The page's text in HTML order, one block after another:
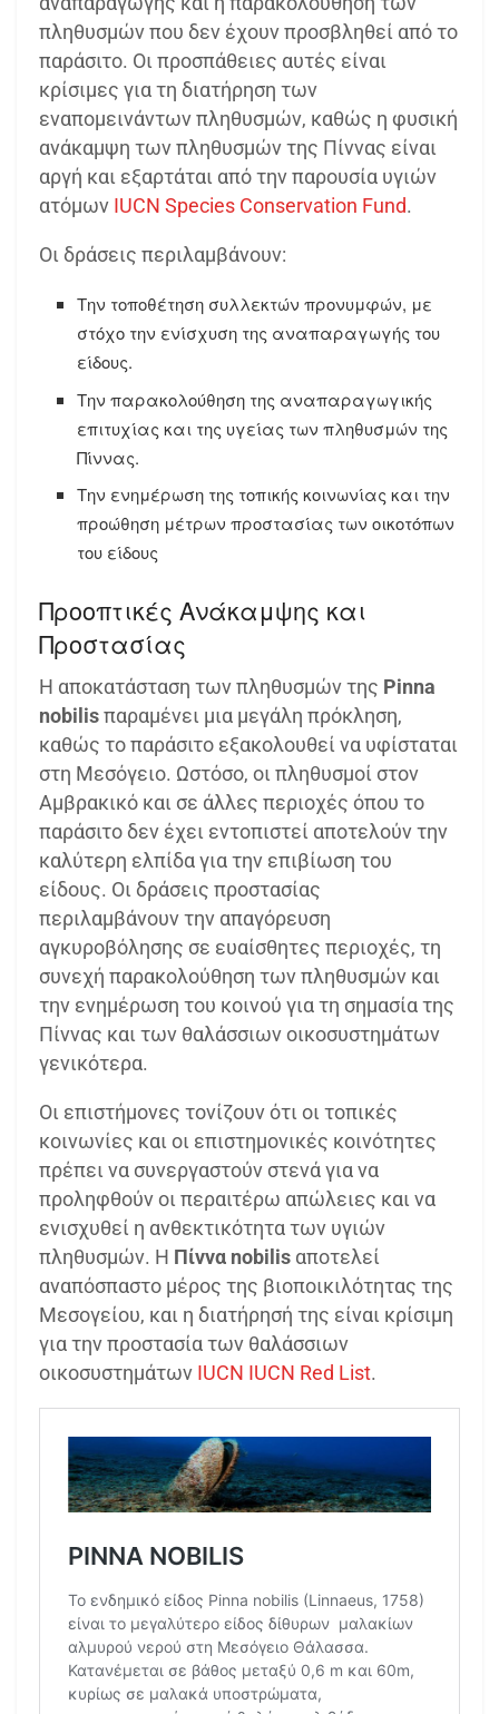
πληθυσμών που δεν έχουν προσβληθεί από το
παράσιτο. Οι προσπάθειες αυτές είναι
κρίσιμες για τη διατήρηση των
εναπομεινάντων πληθυσμών, καθώς η φυσική
ανάκαμψη των πληθυσμών της Πίννας είναι
αργή και εξαρτάται από την παρουσία υγιών
ατόμων​ IUCN Species Conservation Fund.
Οι δράσεις περιλαμβάνουν:
Την τοποθέτηση συλλεκτών προνυμφών, με
στόχο την ενίσχυση της αναπαραγωγής του
είδους.
Την παρακολούθηση της αναπαραγωγικής
επιτυχίας και της υγείας των πληθυσμών της
Πίννας.
Την ενημέρωση της τοπικής κοινωνίας και την
προώθηση μέτρων προστασίας των οικοτόπων
του είδους
Προοπτικές Ανάκαμψης και
Προστασίας
Η αποκατάσταση των πληθυσμών της Pinna
nobilisπαραμένει μια μεγάλη πρόκληση,
καθώς το παράσιτο εξακολουθεί να υφίσταται
στη Μεσόγειο. Ωστόσο, οι πληθυσμοί στον
Αμβρακικό και σε άλλες περιοχές όπου το
παράσιτο δεν έχει εντοπιστεί αποτελούν την
καλύτερη ελπίδα για την επιβίωση του
είδους. Οι δράσεις προστασίας
περιλαμβάνουν την απαγόρευση
αγκυροβόλησης σε ευαίσθητες περιοχές, τη
συνεχή παρακολούθηση των πληθυσμών και
την ενημέρωση του κοινού για τη σημασία της
Πίννας και των θαλάσσιων οικοσυστημάτων
γενικότερα.
Οι επιστήμονες τονίζουν ότι οι τοπικές
κοινωνίες και οι επιστημονικές κοινότητες
πρέπει να συνεργαστούν στενά για να
προληφθούν οι περαιτέρω απώλειες και να
ενισχυθεί η ανθεκτικότητα των υγιών
πληθυσμών. Η Πίννα nobilis αποτελεί
αναπόσπαστο μέρος της βιοποικιλότητας της
Μεσογείου, και η διατήρησή της είναι κρίσιμη
για την προστασία των θαλάσσιων
οικοσυστημάτων​ IUCN IUCN Red List.